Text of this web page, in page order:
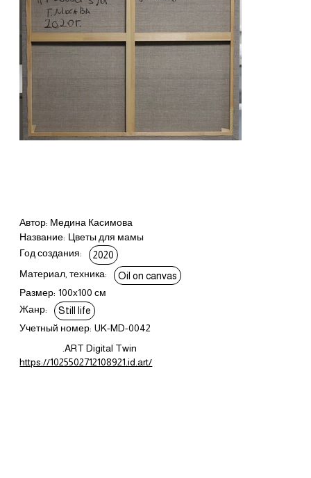
Автор: Медина Касимова
Название: Цветы для мамы
Год создания:
2020
Материал, техника:
Oil on canvas
Размер: 100x100 см
Жанр:
Still life
Учетный номер: UK-MD-0042
.ART Digital Twin
https://1025502712108921.id.art/